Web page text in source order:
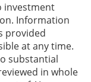
investment
Information
provided
at any time.
substantial
in whole